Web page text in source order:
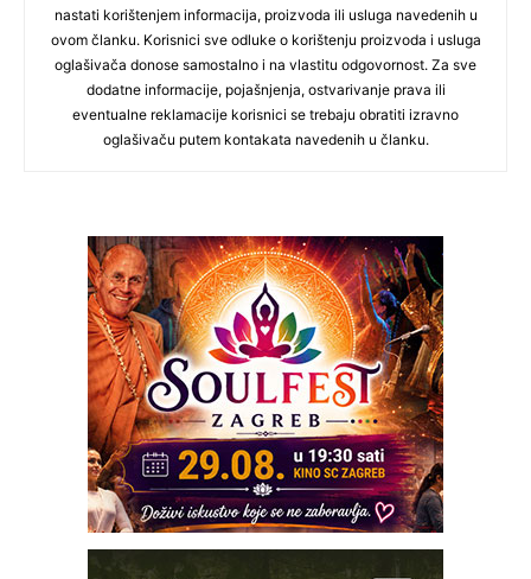
nastati korištenjem informacija, proizvoda ili usluga navedenih u
ovom članku. Korisnici sve odluke o korištenju proizvoda i usluga
oglašivača donose samostalno i na vlastitu odgovornost. Za sve
dodatne informacije, pojašnjenja, ostvarivanje prava ili
eventualne reklamacije korisnici se trebaju obratiti izravno
oglašivaču putem kontakata navedenih u članku.